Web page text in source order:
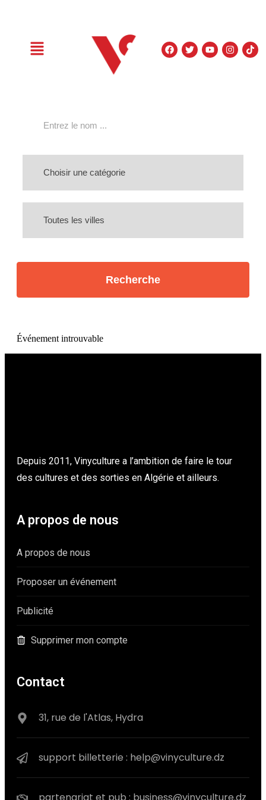
Événement introuvable
Depuis 2011, Vinyculture a l’ambition de faire le tour
des cultures et des sorties en Algérie et ailleurs.
A propos de nous
A propos de nous
Proposer un événement
Publicité
Supprimer mon compte
Contact
31, rue de l'Atlas, Hydra
support billetterie : help@vinyculture.dz